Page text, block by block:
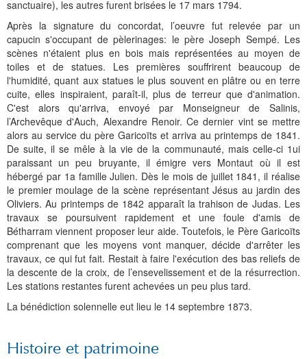
sanctuaire), les autres furent brisées le 17 mars 1794.
Après la signature du concordat, l’oeuvre fut relevée par un
capucin s'occupant de pèlerinages: le père Joseph Sempé. Les
scènes n'étaient plus en bois mais représentées au moyen de
toiles et de statues. Les premières souffrirent beaucoup de
l'humidité, quant aux statues le plus souvent en plâtre ou en terre
cuite, elles inspiraient, paraît-il, plus de terreur que d'animation.
C'est alors qu'arriva, envoyé par Monseigneur de Salinis,
l’Archevêque d'Auch, Alexandre Renoir. Ce dernier vint se mettre
alors au service du père Garicoïts et arriva au printemps de 1841.
De suite, il se mêle à la vie de la communauté, mais celle-ci 1ui
paraissant un peu bruyante, il émigre vers Montaut où il est
hébergé par 1a famille Julien. Dès le mois de juillet 1841, il réalise
le premier moulage de la scène représentant Jésus au jardin des
Oliviers. Au printemps de 1842 apparaît la trahison de Judas. Les
travaux se poursuivent rapidement et une foule d'amis de
Bétharram viennent proposer leur aide. Toutefois, le Père Garicoïts
comprenant que les moyens vont manquer, décide d'arrêter les
travaux, ce qui fut fait. Restait à faire l'exécution des bas reliefs de
la descente de la croix, de l’ensevelissement et de la résurrection.
Les stations restantes furent achevées un peu plus tard.
La bénédiction solennelle eut lieu le 14 septembre 1873.
Histoire et patrimoine